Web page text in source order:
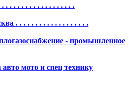
. . . . . . . . . . . . . . . . .
. . . . . . . . . . . . . . . . . . .
- промышленное
мото и спец технику